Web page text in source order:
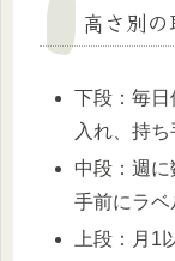
高さ別
下段：毎
入れ、持
中段：週に
手前にラベ
上段：月1